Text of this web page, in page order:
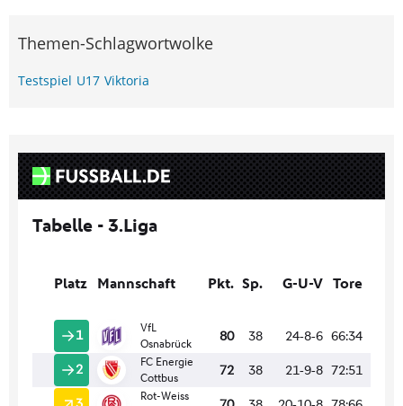
Themen-Schlagwortwolke
Testspiel U17 Viktoria